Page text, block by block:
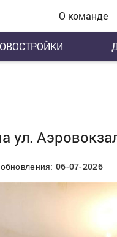
О команде
ул.
06-07-2026